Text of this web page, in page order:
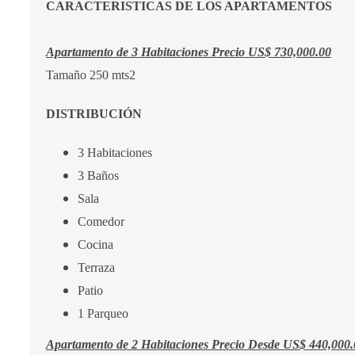
CARACTERISTICAS DE LOS APARTAMENTOS
Apartamento de 3 Habitaciones Precio US$ 730,000.00
Tamaño 250 mts2
DISTRIBUCIÓN
3 Habitaciones
3 Baños
Sala
Comedor
Cocina
Terraza
Patio
1 Parqueo
Apartamento de 2 Habitaciones Precio Desde US$